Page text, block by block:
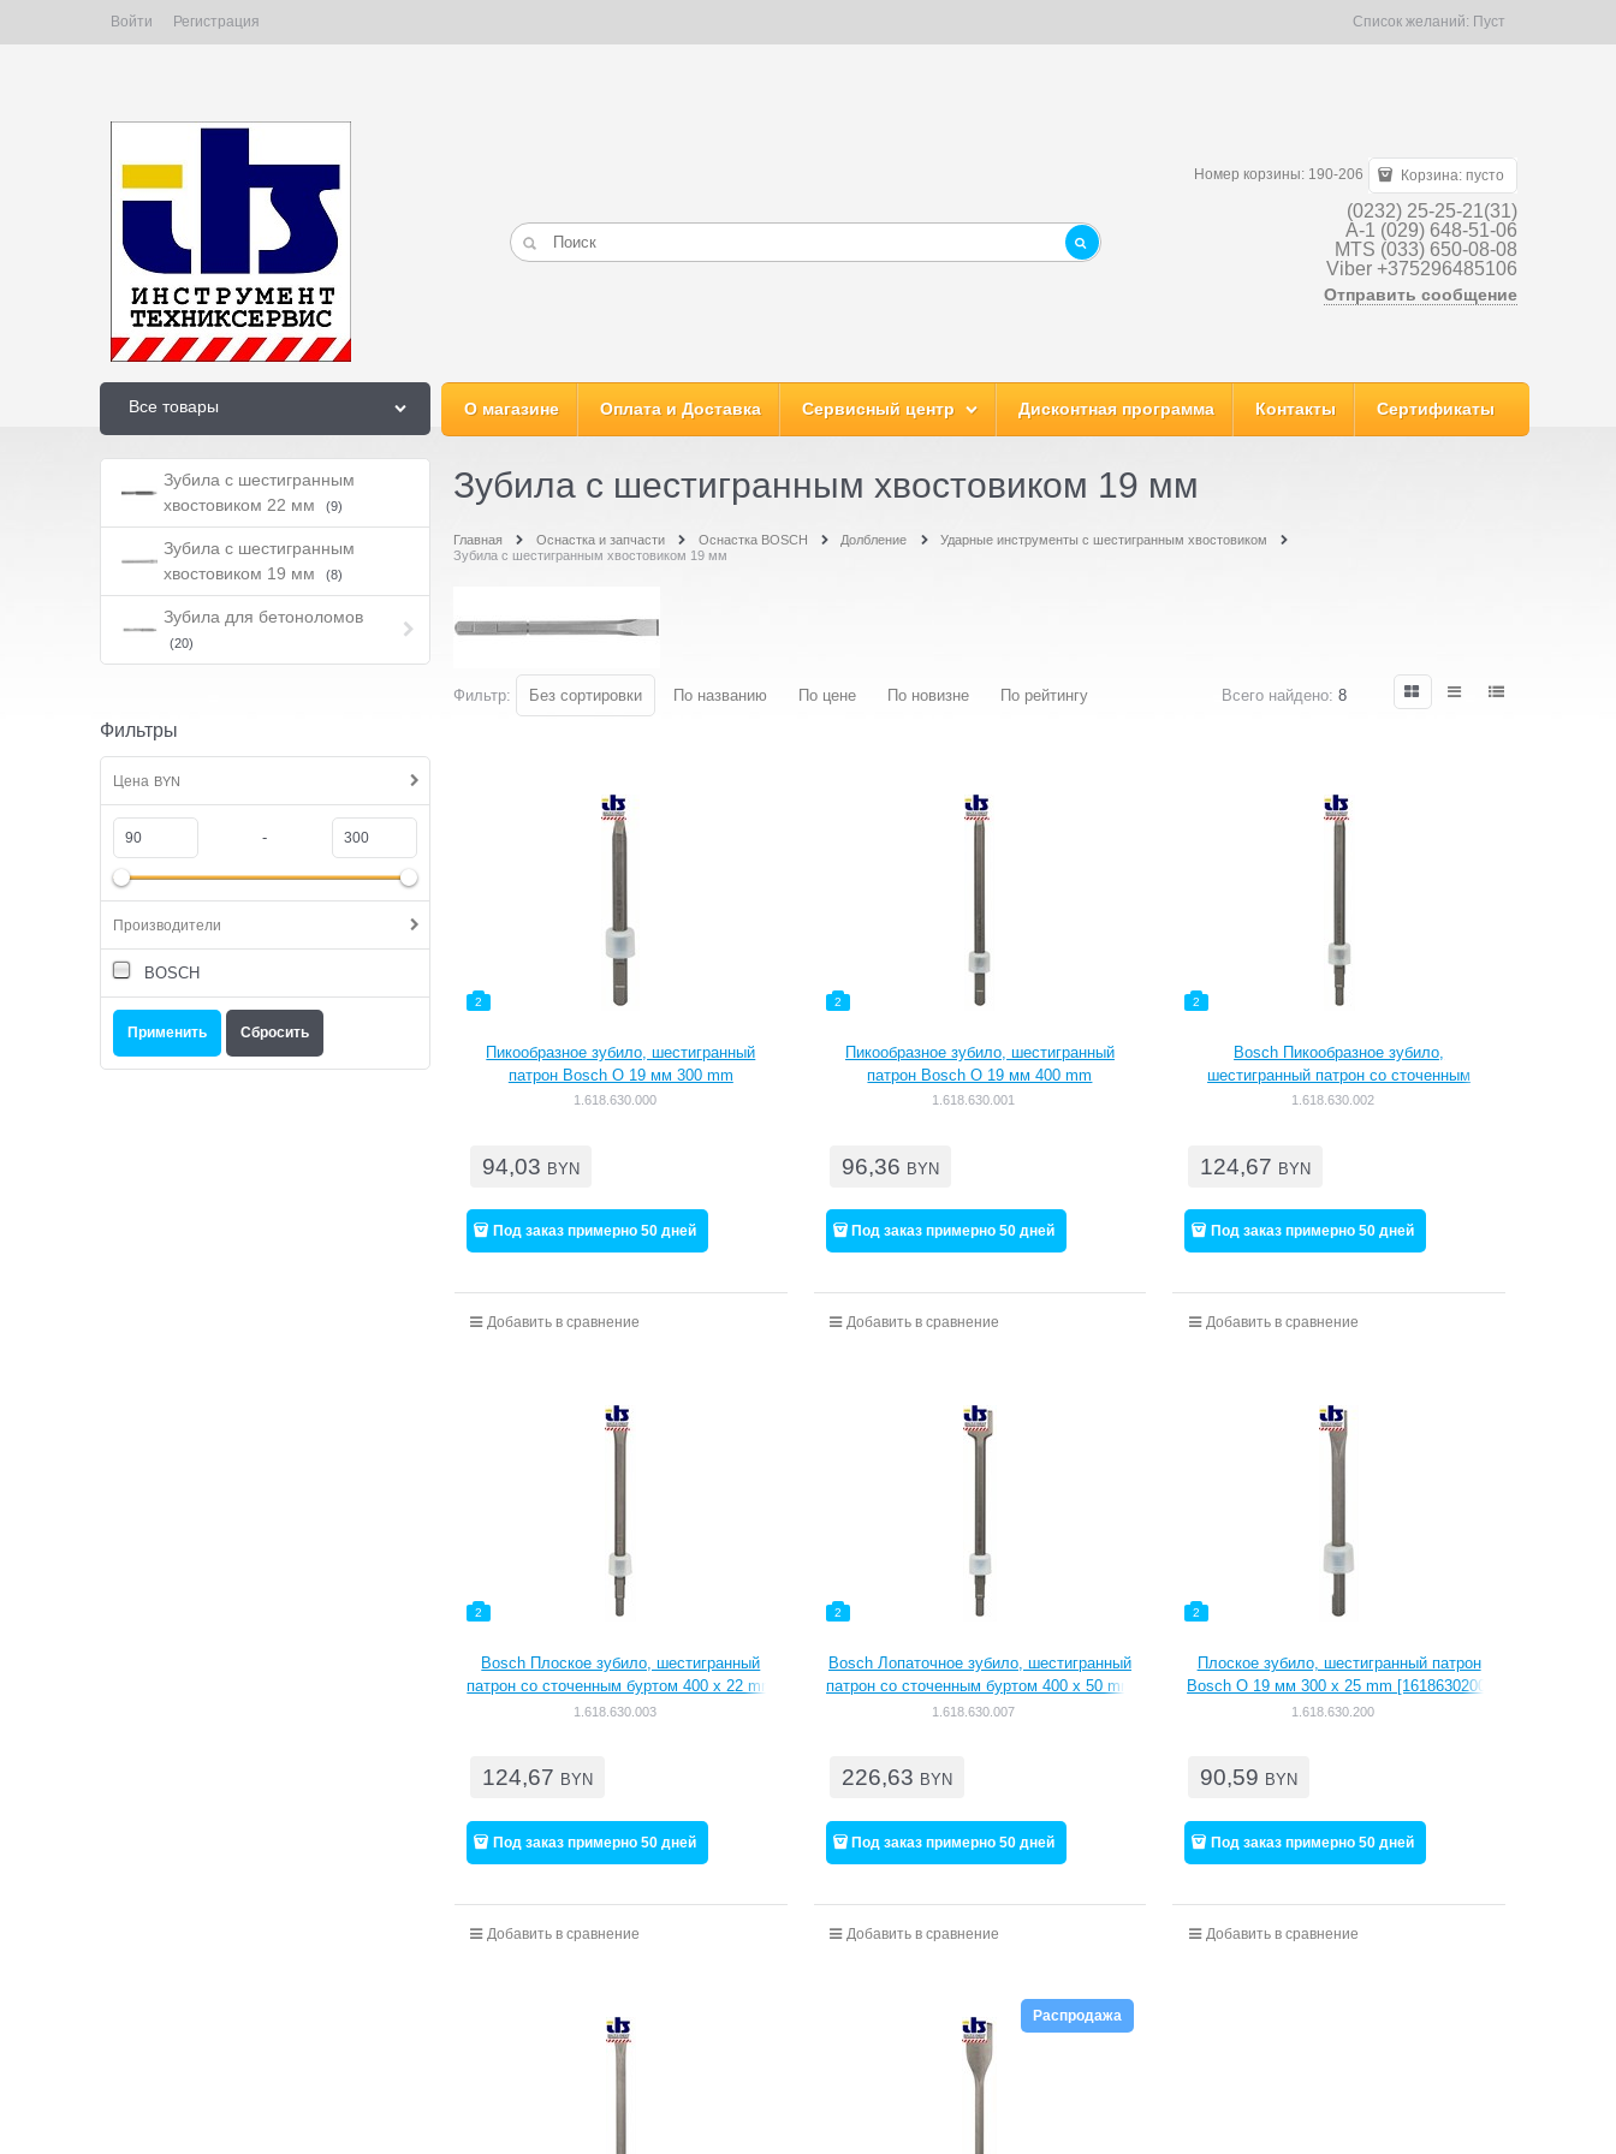
Войти Регистрация Список желаний: Пуст
Номер корзины: 190-206 Корзина: пусто
(0232) 25-25-21(31)
A-1 (029) 648-51-06
MTS (033) 650-08-08
Viber +375296485106
Отправить сообщение
Все товары О магазине Оплата и Доставка Сервисный центр Дисконтная программа Контакты Сертификаты
Зубила с шестигранным
хвостовиком 22 мм
(9)
Зубила с шестигранным
хвостовиком 19 мм
(8)
Зубила для бетоноломов
(20)
Фильтры
Цена BYN
-
Производители
BOSCH
Зубила с шестигранным хвостовиком 19 мм
Главная Оснастка и запчасти Оснастка BOSCH Долбление
Ударные инструменты с шестигранным хвостовиком
Зубила с шестигранным хвостовиком 19 мм
Фильтр: Без сортировки По названию По цене По новизне По рейтингу Всего найдено: 8
2
Пикообразное зубило, шестигранный
патрон Bosch O 19 мм 300 mm
[1618630000]
1.618.630.000
94,03 BYN
Под заказ примерно 50 дней
Добавить в сравнение
2
Пикообразное зубило, шестигранный
патрон Bosch O 19 мм 400 mm
[1618630001]
1.618.630.001
96,36 BYN
Под заказ примерно 50 дней
Добавить в сравнение
2
Bosch Пикообразное зубило,
шестигранный патрон со сточенным
буртом 400 mm [1618630002]
1.618.630.002
124,67 BYN
Под заказ примерно 50 дней
Добавить в сравнение
2
Bosch Плоское зубило, шестигранный
патрон со сточенным буртом 400 x 22 mm
[1618630003]
1.618.630.003
124,67 BYN
Под заказ примерно 50 дней
Добавить в сравнение
2
Bosch Лопаточное зубило, шестигранный
патрон со сточенным буртом 400 x 50 mm
[1618630007]
1.618.630.007
226,63 BYN
Под заказ примерно 50 дней
Добавить в сравнение
2
Плоское зубило, шестигранный патрон
Bosch O 19 мм 300 x 25 mm [1618630200]
1.618.630.200
90,59 BYN
Под заказ примерно 50 дней
Добавить в сравнение
Распродажа